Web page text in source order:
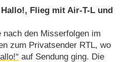
Flieg mit Air-T-L und
den Misserfolgen im
zum Privatsender RTL, wo
auf Sendung ging. Die